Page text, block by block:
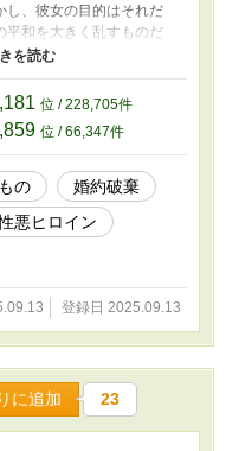
し、彼女の目的はそれだ
平和を大きく乱すものだ
わゆる「悪役令嬢もの」の
ョンの人です ■画像は生成
位 / 228,705件
位 / 66,347件
の
婚約破棄
悪ヒロイン
登録日 2025.09.13
に追加 23